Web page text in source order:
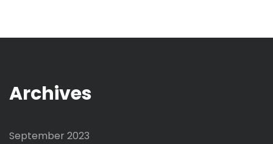
Archives
September 2023